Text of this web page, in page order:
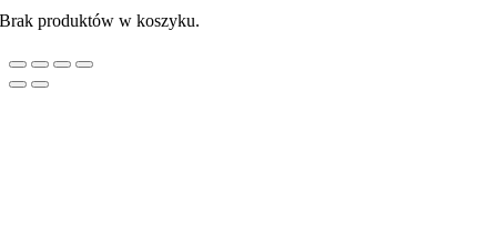
Brak produktów w koszyku.